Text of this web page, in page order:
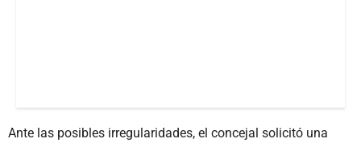
Ante las posibles irregularidades, el concejal solicitó una